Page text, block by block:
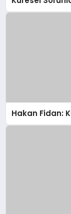
Hakan Fidan: